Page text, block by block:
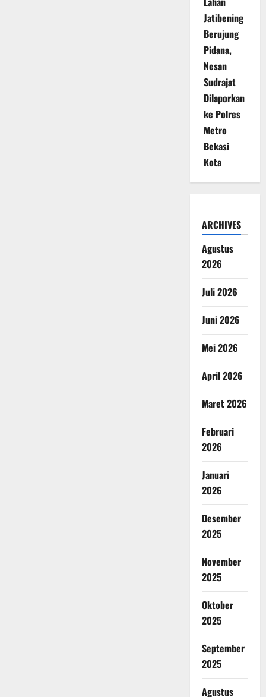
Jatibening
Berujung
Pidana,
Nesan
Sudrajat
Dilaporkan
ke Polres
Metro
Bekasi
Kota
ARCHIVES
Agustus
2026
Juli 2026
Juni 2026
Mei 2026
April 2026
Maret 2026
Februari
2026
Januari
2026
Desember
2025
November
2025
Oktober
2025
September
2025
Agustus